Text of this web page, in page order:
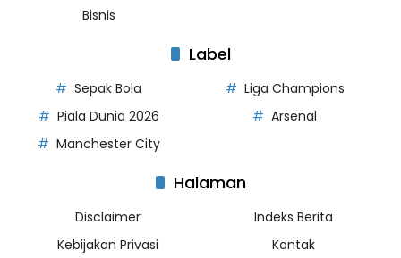
Bisnis
Label
Sepak Bola
Liga Champions
Piala Dunia 2026
Arsenal
Manchester City
Halaman
Disclaimer
Indeks Berita
Kebijakan Privasi
Kontak